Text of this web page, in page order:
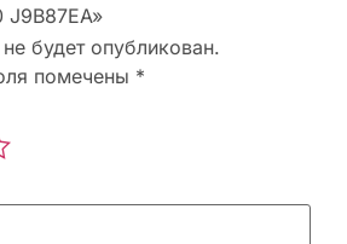
J9B87EA»
будет опубликован.
помечены *